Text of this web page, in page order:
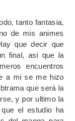
tanto fantasia,
de mis animes
que decir que
final, así que la
encuentros
a mi se me hizo
que será la
y por ultimo la
el estudio ha